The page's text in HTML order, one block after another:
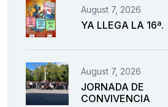
August 7, 2026
YA LLEGA LA 16ª.
August 7, 2026
JORNADA DE
CONVIVENCIA